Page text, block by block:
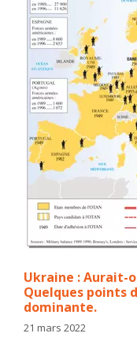
Ukraine : Aurait-
Quelques points
dominante.
21 mars 2022